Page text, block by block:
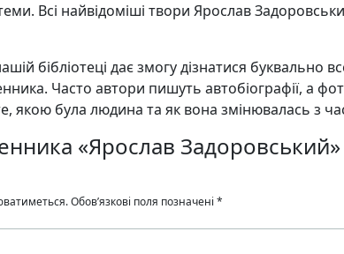
Всі найвідоміші твори Ярослав
бібліотеці дає змогу дізнатися буквально
Часто автори пишуть автобіографії, а
якою була людина та як вона змінювалась з
«Ярослав Задоровський»
Обов’язкові поля позначені *